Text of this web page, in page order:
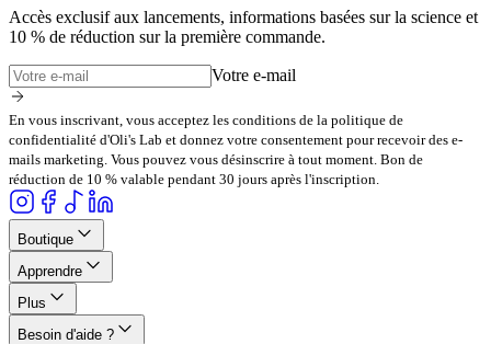
Accès exclusif aux lancements, informations basées sur la science et
10 % de réduction sur la première commande.
Votre e-mail
En vous inscrivant, vous acceptez les conditions de la politique de
confidentialité d'Oli's Lab et donnez votre consentement pour recevoir des e-
mails marketing. Vous pouvez vous désinscrire à tout moment. Bon de
réduction de 10 % valable pendant 30 jours après l'inscription.
Boutique
Apprendre
Plus
Besoin d'aide ?